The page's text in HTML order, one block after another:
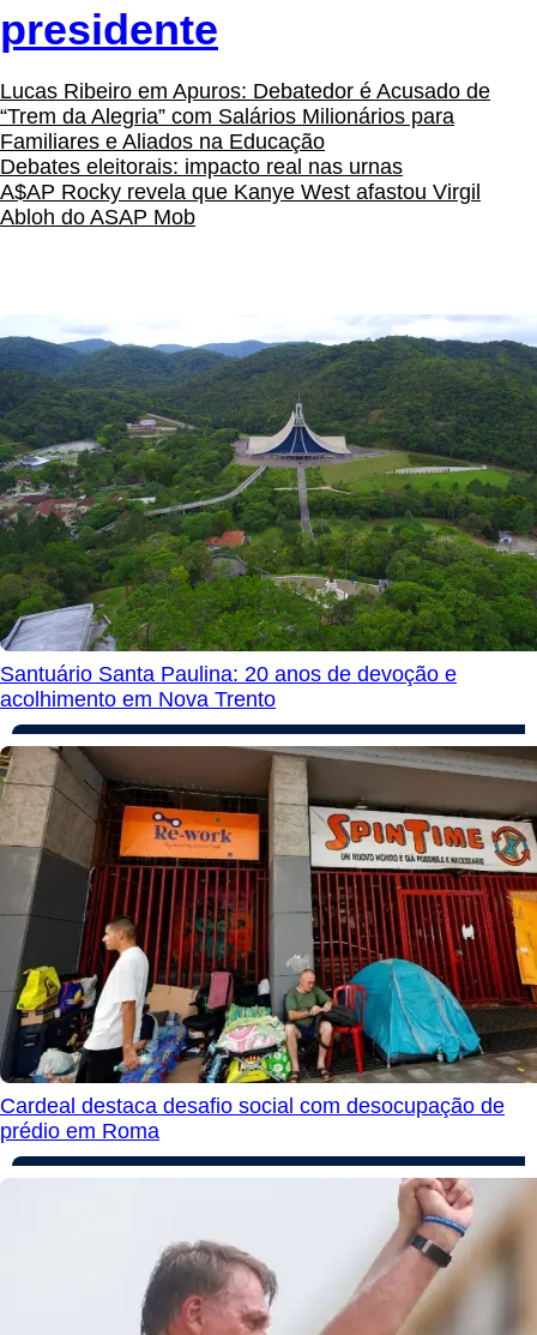
presidente
Lucas Ribeiro em Apuros: Debatedor é Acusado de
“Trem da Alegria” com Salários Milionários para
Familiares e Aliados na Educação
Debates eleitorais: impacto real nas urnas
A$AP Rocky revela que Kanye West afastou Virgil
Abloh do ASAP Mob
Santuário Santa Paulina: 20 anos de devoção e
acolhimento em Nova Trento
Cardeal destaca desafio social com desocupação de
prédio em Roma